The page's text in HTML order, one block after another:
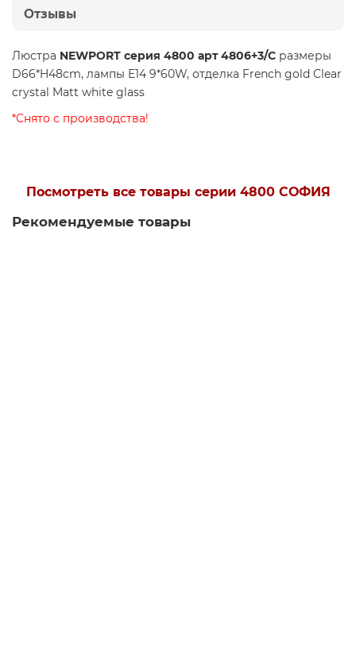
Отзывы
Люстра NEWPORT серия 4800 арт 4806+3/C размеры
D66*H48cm, лампы E14 9*60W, отделка French gold Clear
crystal Matt white glass
*Снято с производства!
Посмотреть все товары серии 4800 СОФИЯ
Рекомендуемые товары